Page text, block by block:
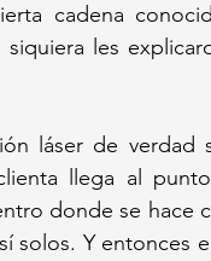
cadena
les
láser de verdad
llega al
donde se hace
solos. Y entonces